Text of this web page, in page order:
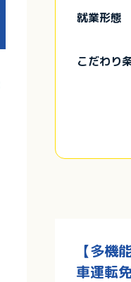
就業形態
こだわり
【多機
車運転